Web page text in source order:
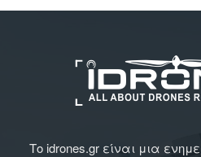
Το idrones.gr είναι μια